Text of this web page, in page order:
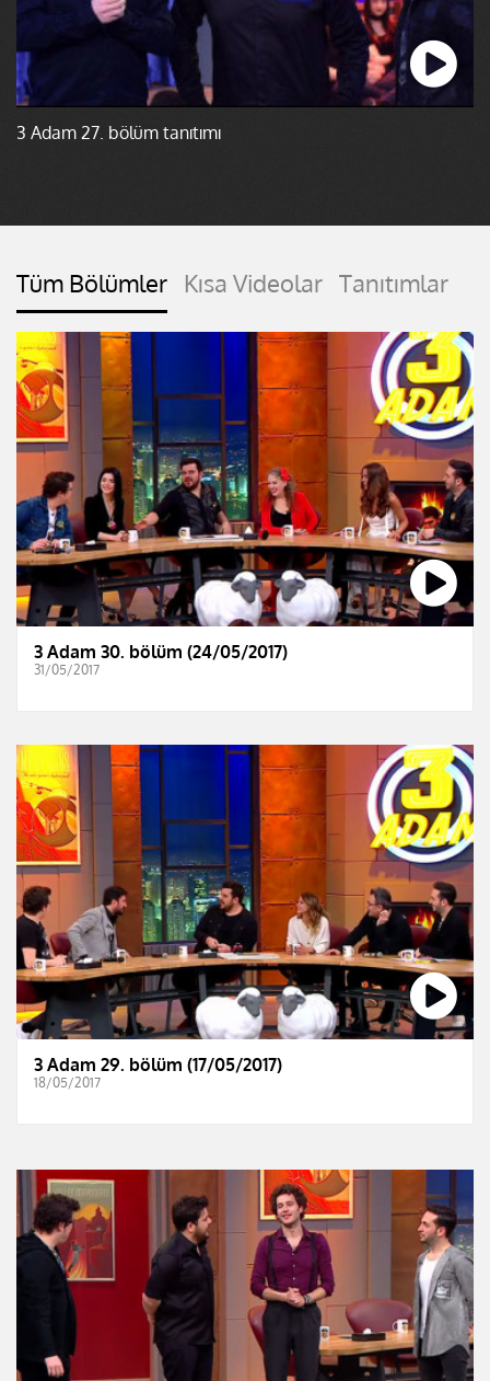
3 Adam 27. bölüm tanıtımı
Tüm Bölümler Kısa Videolar Tanıtımlar
3 Adam 30. bölüm (24/05/2017)
31/05/2017
3 Adam 29. bölüm (17/05/2017)
18/05/2017